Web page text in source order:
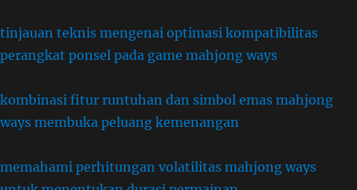
tinjauan teknis mengenai optimasi kompatibilitas
perangkat ponsel pada game mahjong ways
kombinasi fitur runtuhan dan simbol emas mahjong
ways membuka peluang kemenangan
memahami perhitungan volatilitas mahjong ways